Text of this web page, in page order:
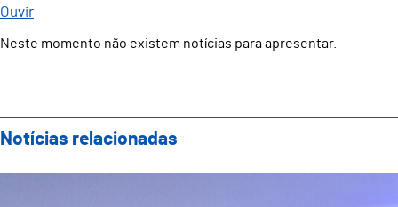
Ouvir
Neste momento não existem notícias para apresentar.
Notícias relacionadas